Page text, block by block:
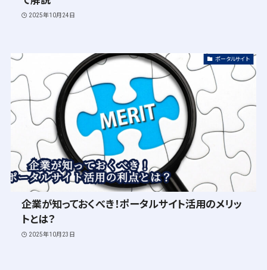
2025年10月24日
ポータルサイト
企業が知っておくべき！ポータルサイト活用のメリッ
トとは？
2025年10月23日